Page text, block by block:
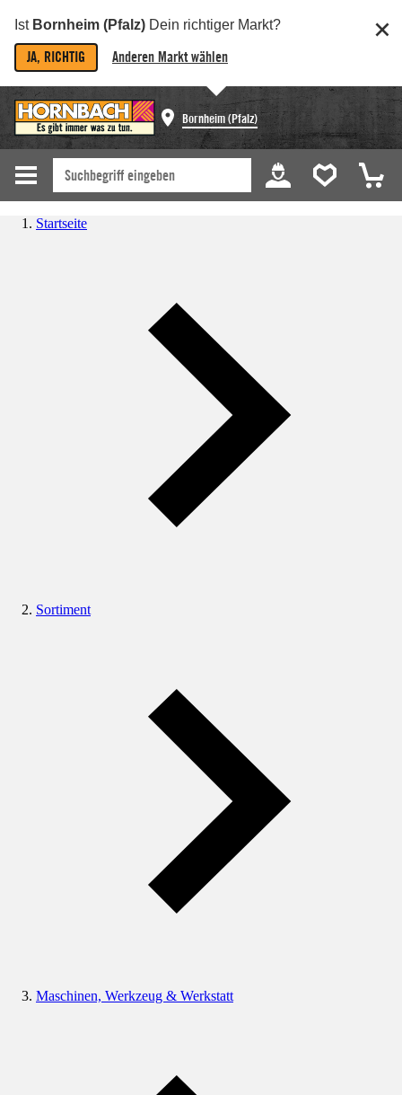
Ist Bornheim (Pfalz) Dein richtiger Markt?
JA, RICHTIG Anderen Markt wählen
Bornheim (Pfalz)
Startseite
Sortiment
Maschinen, Werkzeug & Werkstatt